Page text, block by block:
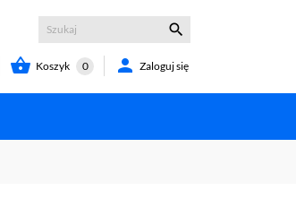

 Koszyk 0  Zaloguj się